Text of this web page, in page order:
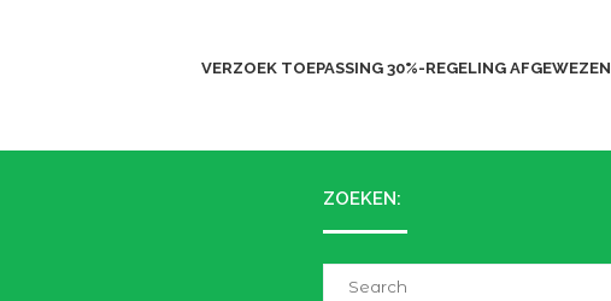
VERZOEK TOEPASSING 30%-REGELING AFGEWEZEN
ZOEKEN: